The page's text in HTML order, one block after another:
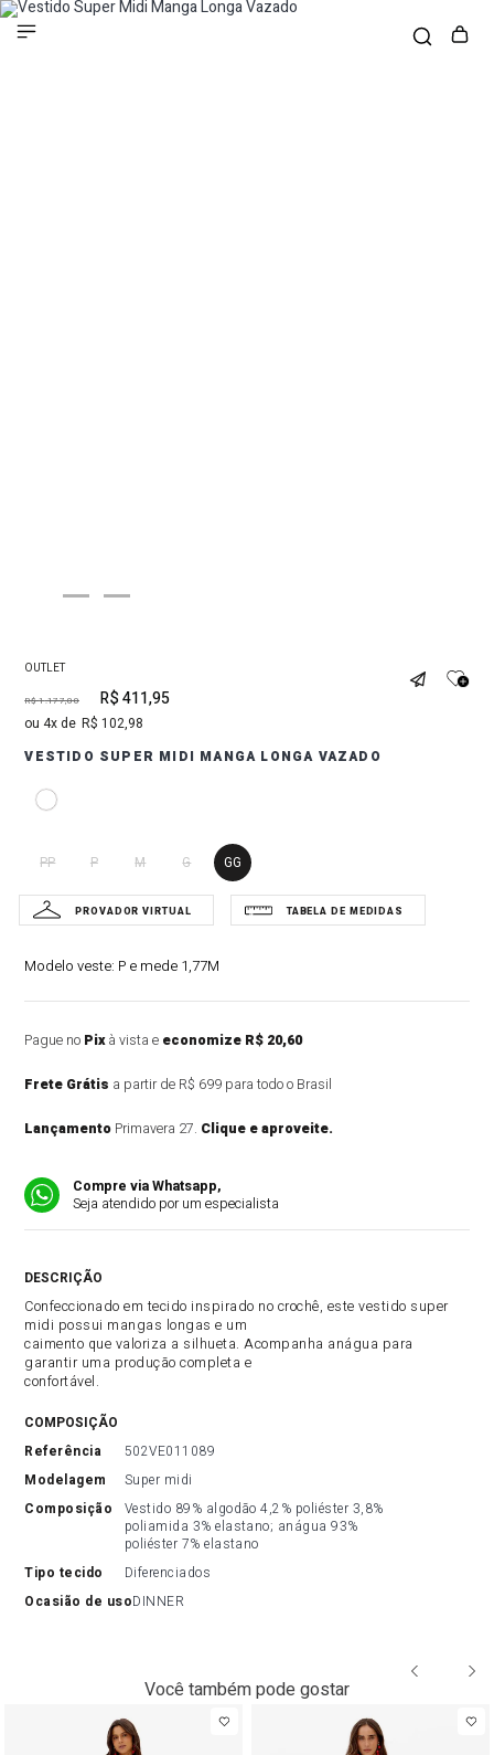
OUTLET
R$ 1.177,00 R$411,95
4 R$ 102,98
VESTIDO SUPER MIDI MANGA LONGA VAZADO
PP P M G GG
Modelo veste: P e mede 1,77M
Pague no Pixà vista e economize R$ 20,60
Frete Grátis a partir de R$ 699 para todo o Brasil
Lançamento Primavera 27. Clique e aproveite.
Compre via Whatsapp,
Seja atendido por um especialista
Confeccionado em tecido inspirado no crochê, este vestido super
midi possui mangas longas e um
caimento que valoriza a silhueta. Acompanha anágua para
garantir uma produção completa e
confortável.
COMPOSIÇÃO
referência
502VE011089
modelagem
Super midi
composição
Vestido 89% algodão 4,2% poliéster 3,8%
poliamida 3% elastano; anágua 93%
poliéster 7% elastano
tipo tecido
Diferenciados
ocasião de usoDINNER
Você também pode gostar